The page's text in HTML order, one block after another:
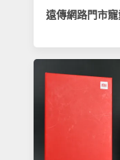
遠傳網路門市